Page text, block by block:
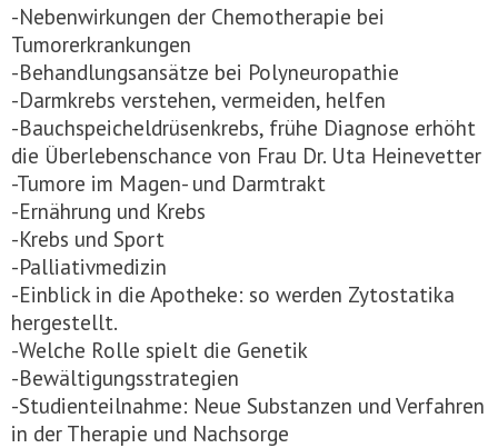
-Nebenwirkungen der Chemotherapie bei
Tumorerkrankungen
-Behandlungsansätze bei Polyneuropathie
-Darmkrebs verstehen, vermeiden, helfen
-Bauchspeicheldrüsenkrebs, frühe Diagnose erhöht
die Überlebenschance von Frau Dr. Uta Heinevetter
-Tumore im Magen- und Darmtrakt
-Ernährung und Krebs
-Krebs und Sport
-Palliativmedizin
-Einblick in die Apotheke: so werden Zytostatika
hergestellt.
-Welche Rolle spielt die Genetik
-Bewältigungsstrategien
-Studienteilnahme: Neue Substanzen und Verfahren
in der Therapie und Nachsorge